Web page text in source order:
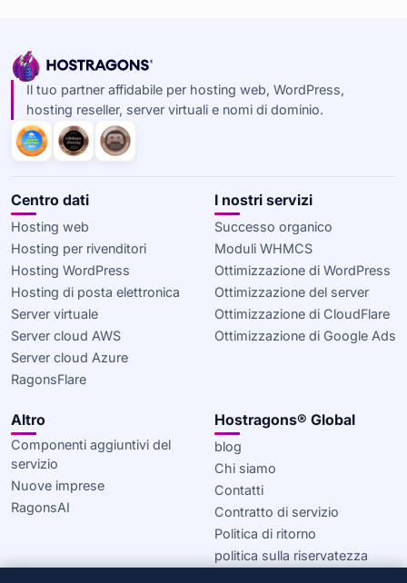
Il tuo partner affidabile per hosting web, WordPress,
hosting reseller, server virtuali e nomi di dominio.
Centro dati
Hosting web
Hosting per rivenditori
Hosting WordPress
Hosting di posta elettronica
Server virtuale
Server cloud AWS
Server cloud Azure
RagonsFlare
I nostri servizi
Successo organico
Moduli WHMCS
Ottimizzazione di WordPress
Ottimizzazione del server
Ottimizzazione di CloudFlare
Ottimizzazione di Google Ads
Altro
Componenti aggiuntivi del
servizio
Nuove imprese
RagonsAI
Hostragons® Global
blog
Chi siamo
Contatti
Contratto di servizio
Politica di ritorno
politica sulla riservatezza